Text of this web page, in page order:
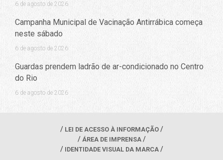
6 de agosto de 2026
Campanha Municipal de Vacinação Antirrábica começa
neste sábado
6 de agosto de 2026
Guardas prendem ladrão de ar-condicionado no Centro
do Rio
6 de agosto de 2026
LEI DE ACESSO À INFORMAÇÃO
ÁREA DE IMPRENSA
IDENTIDADE VISUAL DA MARCA